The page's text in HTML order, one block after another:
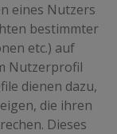
eines Nutzers
bestimmter
etc.) auf
Nutzerprofil
dienen dazu,
die ihren
Dieses